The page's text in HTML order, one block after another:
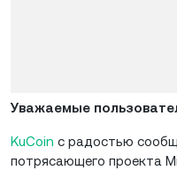
Уважаемые
KuCoin с радостью
потрясающего проекта